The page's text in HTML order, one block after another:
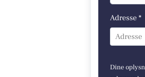
Adresse *
Adresse
Dine